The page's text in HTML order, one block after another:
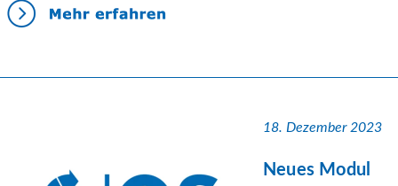
18. Dezember 2023
Neues Modul